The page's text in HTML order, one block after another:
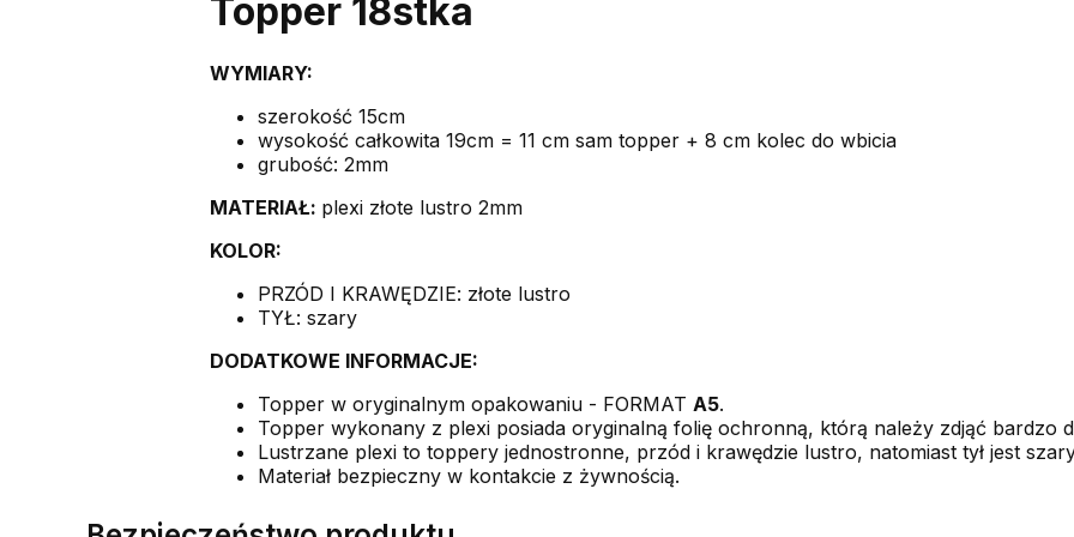
Topper 18stka
WYMIARY:
szerokość 15cm
wysokość całkowita 19cm = 11 cm sam topper + 8 cm kolec do wbicia
grubość: 2mm
MATERIAŁ: plexi złote lustro 2mm
KOLOR:
PRZÓD I KRAWĘDZIE: złote lustro
TYŁ: szary
DODATKOWE INFORMACJE:
Topper w oryginalnym opakowaniu - FORMAT A5.
Topper wykonany z plexi posiada oryginalną folię ochronną, którą należy zdjąć bardzo
Lustrzane plexi to toppery jednostronne, przód i krawędzie lustro, natomiast tył jest
Materiał bezpieczny w kontakcie z żywnością.